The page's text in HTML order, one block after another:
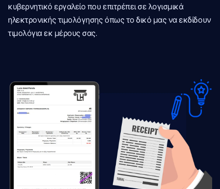
κυβερνητικό εργαλείο που επιτρέπει σε λογισμικά
ηλεκτρονικής τιμολόγησης όπως το δικό μας να εκδίδουν
τιμολόγια εκ μέρους σας.